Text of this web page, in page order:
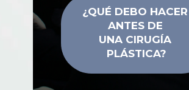
¿QUÉ DEBO HACER
ANTES DE
UNA CIRUGÍA
PLÁSTICA?